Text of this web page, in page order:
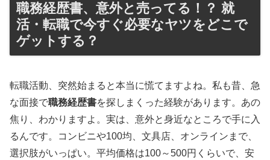
職務経歴書、意外と売ってる！？ 就
活・転職で今すぐ必要なヤツをどこで
ゲットする？
転職活動、突然始まると本当に慌てますよね。私も昔、急
な面接で職務経歴書を探しまくった経験があります。あの
焦り、わかりますよ。実は、意外と身近なところで手に入
るんです。コンビニや100均、文具店、オンラインまで、
選択肢がいっぱい。平均価格は100～500円くらいで、安